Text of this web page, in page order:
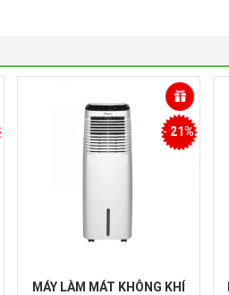
MÁY LÀM MÁT KHÔNG KHÍ
- 21%